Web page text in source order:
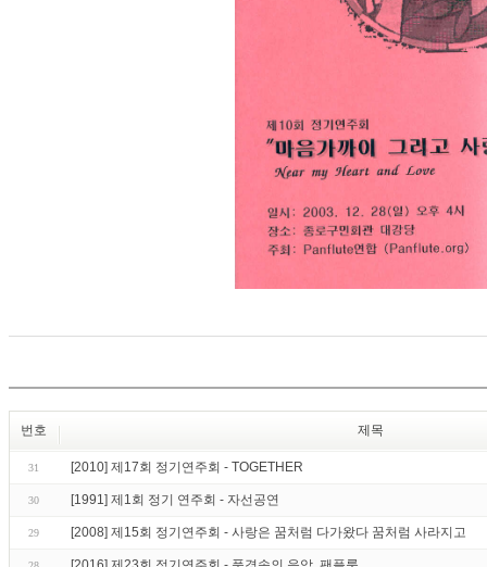
번호 제목
31 [2010] 제17회 정기연주회 - TOGETHER
30 [1991] 제1회 정기 연주회 - 자선공연
29 [2008] 제15회 정기연주회 - 사랑은 꿈처럼 다가왔다 꿈처럼 사라지고